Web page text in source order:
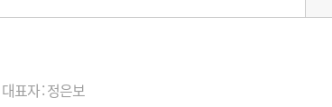
대표자 : 정은보